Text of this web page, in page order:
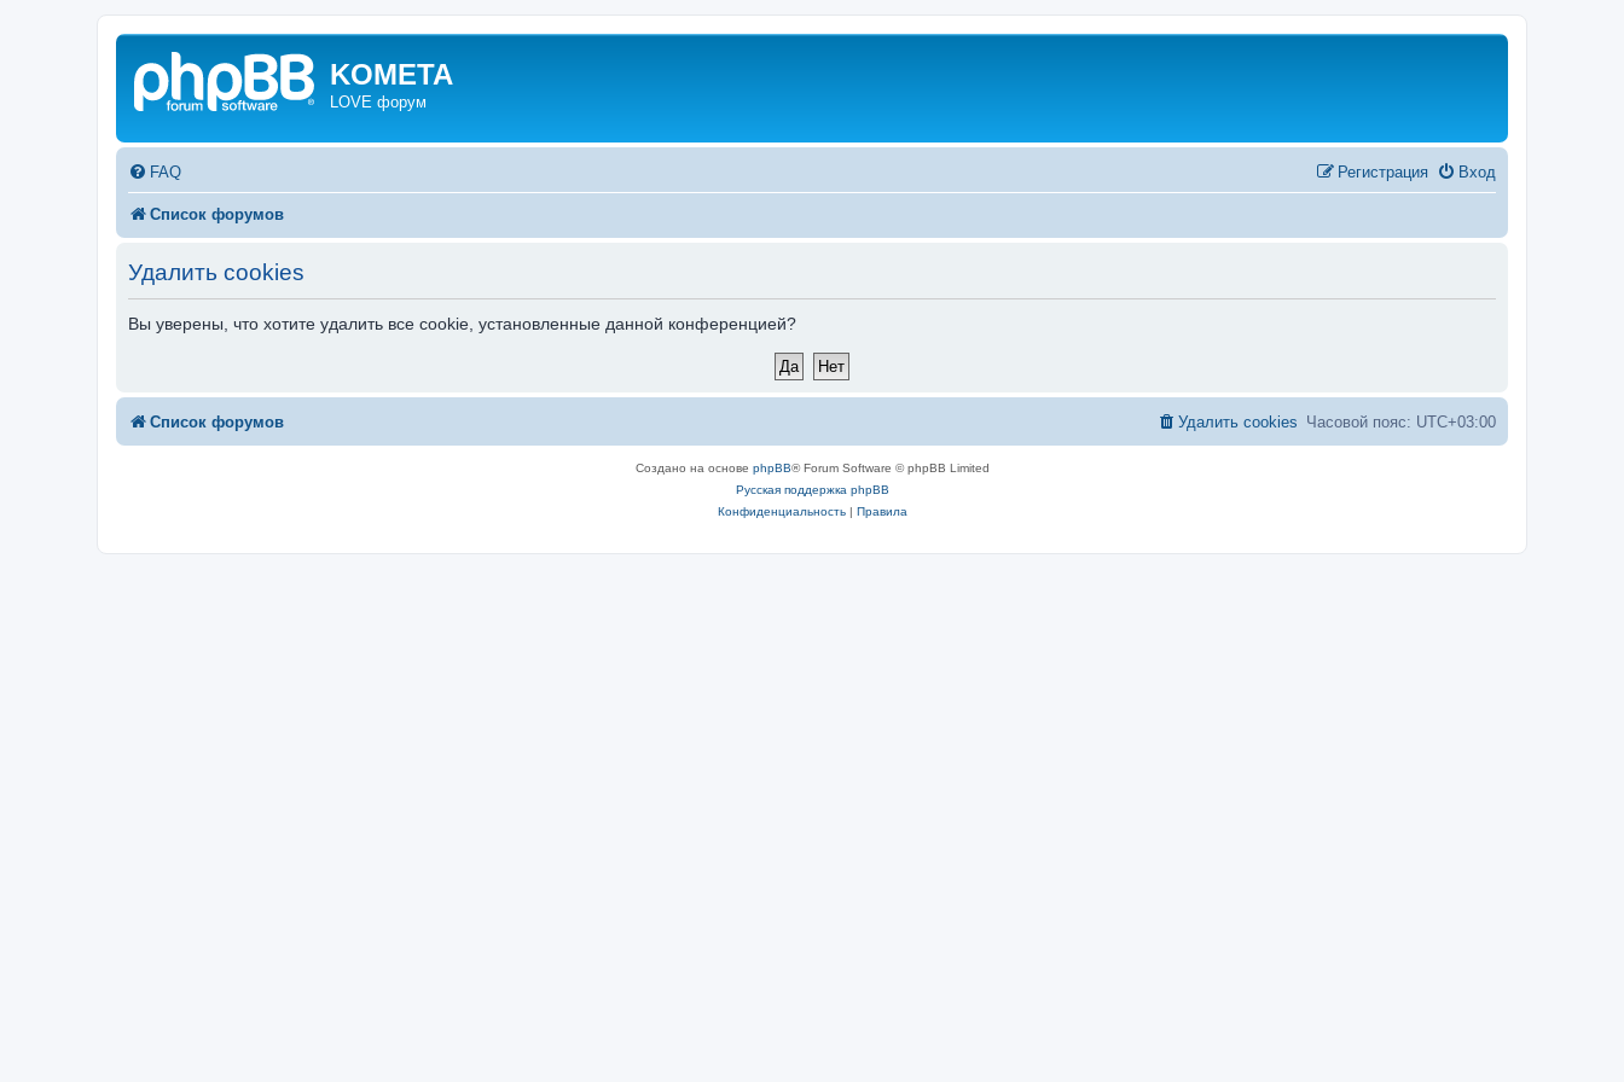
KOMETA
LOVE форум
FAQ Вход
Регистрация
Список форумов
Удалить cookies
Вы уверены, что хотите удалить все cookie, установленные данной конференцией?
Список форумов Часовой пояс: UTC+03:00
Удалить cookies
Создано на основе phpBB® Forum Software © phpBB Limited
Русская поддержка phpBB
Конфиденциальность| Правила